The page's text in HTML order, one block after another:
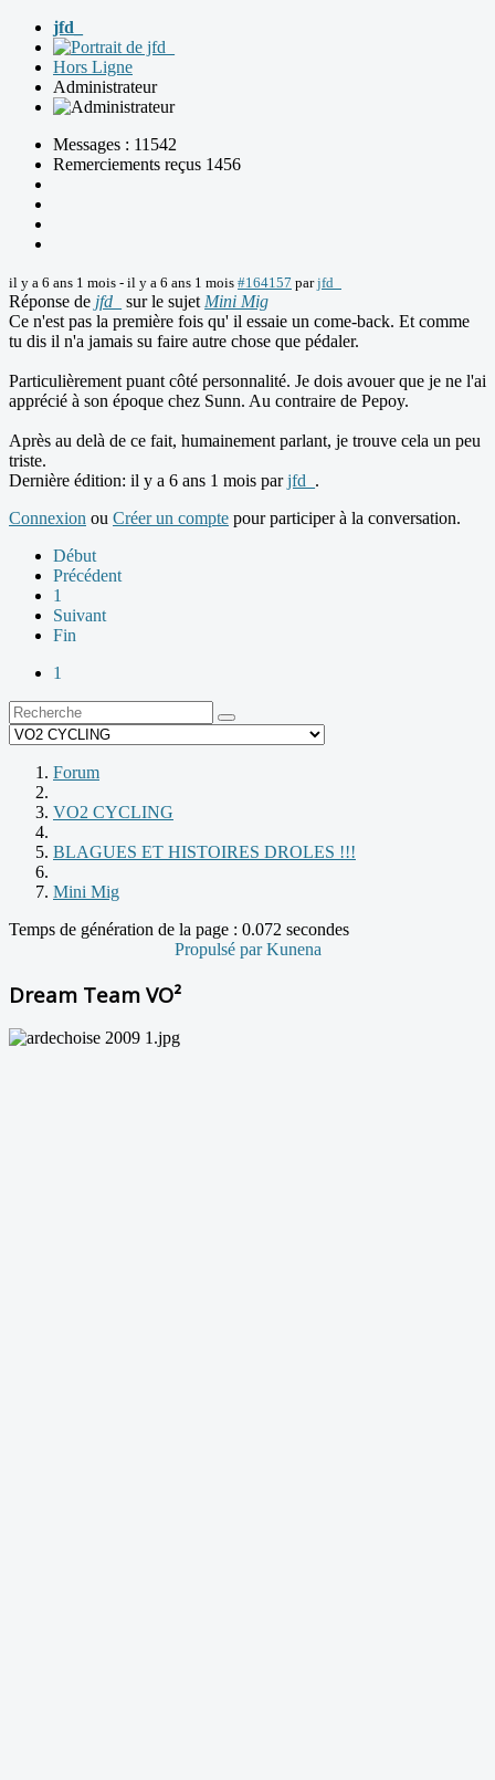
jfd_
Hors Ligne
Administrateur
Messages : 11542
Remerciements reçus 1456
il y a 6 ans 1 mois - il y a 6 ans 1 mois #164157 parjfd_
Réponse de jfd_ sur le sujet Mini Mig
Ce n'est pas la première fois qu' il essaie un come-back. Et comme
tu dis il n'a jamais su faire autre chose que pédaler.
Particulièrement puant côté personnalité. Je dois avouer que je ne l'ai
apprécié à son époque chez Sunn. Au contraire de Pepoy.
Après au delà de ce fait, humainement parlant, je trouve cela un peu
triste.
Dernière édition: il y a 6 ans 1 mois parjfd_ .
Connexion ou Créer un compte pour participer à la conversation.
Début
Précédent
1
Suivant
Fin
1
Forum
VO2 CYCLING
BLAGUES ET HISTOIRES DROLES !!!
Mini Mig
Temps de génération de la page : 0.072 secondes
Propulsé parKunena
Dream Team VO²